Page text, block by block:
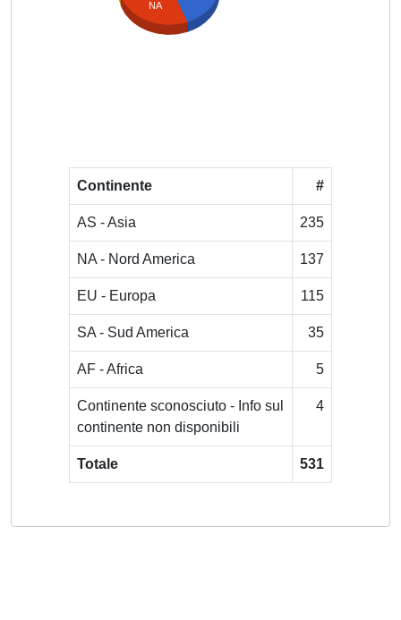
NA
Continente #
AS - Asia 235
NA - Nord America 137
EU - Europa 115
SA - Sud America 35
AF - Africa 5
Continente sconosciuto - Info sul
continente non disponibili
4
Totale 531